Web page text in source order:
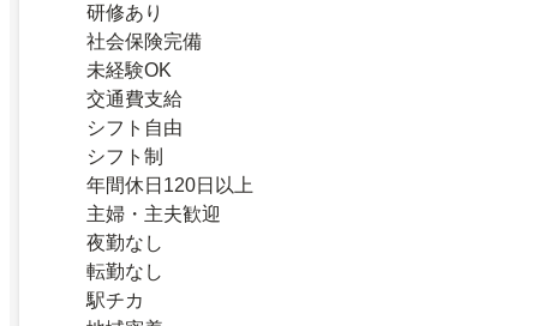
研修あり
社会保険完備
未経験OK
交通費支給
シフト自由
シフト制
年間休日120日以上
主婦・主夫歓迎
夜勤なし
転勤なし
駅チカ